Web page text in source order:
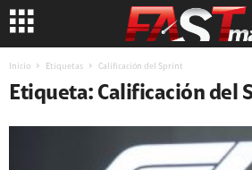
Inicio Etiquetas Calificación del Sprint
Etiqueta: Calificación del